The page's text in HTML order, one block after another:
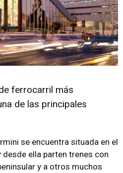
ferrocarril más
de las principales
se encuentra situada en el
ella parten trenes con
y a otros muchos